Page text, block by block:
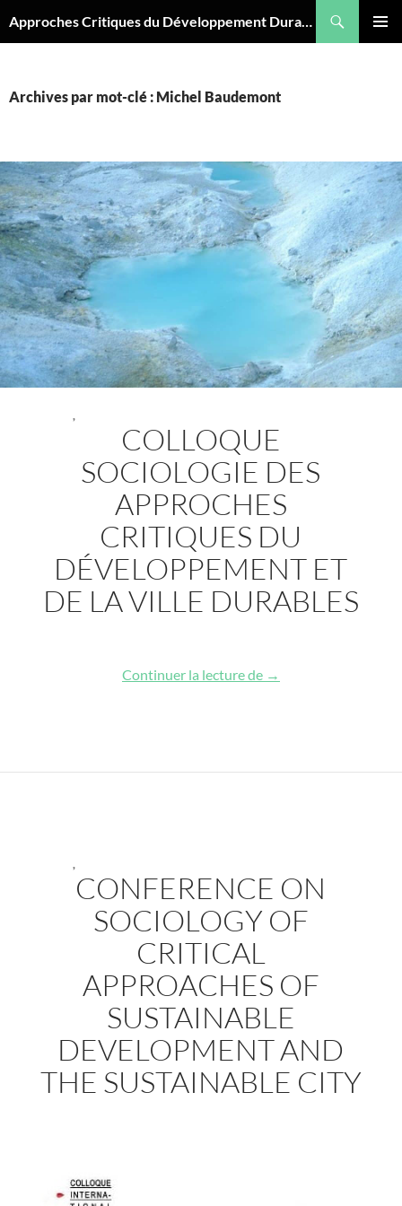
au
Approches Critiques du Développement Durable
Archives par mot-clé : Michel Baudemont
,
COLLOQUE
SOCIOLOGIE DES
APPROCHES
CRITIQUES DU
DÉVELOPPEMENT ET
DE LA VILLE DURABLES
Continuer la lecture de Colloque Sociologie
→
,
CONFERENCE ON
SOCIOLOGY OF
CRITICAL
APPROACHES OF
SUSTAINABLE
DEVELOPMENT AND
THE SUSTAINABLE CITY